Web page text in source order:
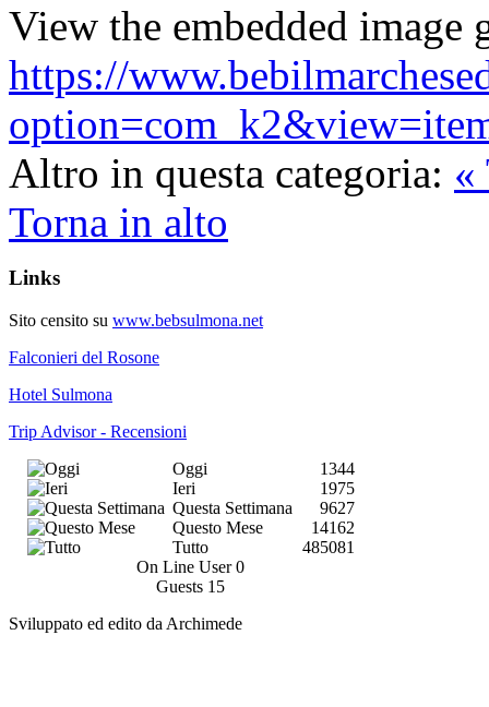
View the embedded image
https://
Altro in questa categoria: «
Torna in alto
Links
Sito censito su www.bebsulmona.net
Falconieri del Rosone
Hotel Sulmona
Trip Advisor - Recensioni
Oggi
1344
Ieri
1975
Questa Settimana
9627
Questo Mese
14162
Tutto
485081
On Line User 0
Guests 15
Sviluppato ed edito da Archimede